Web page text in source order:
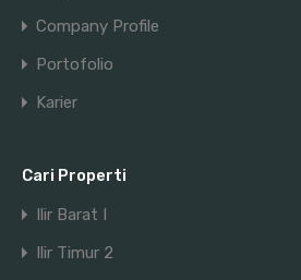
Company Profile
Portofolio
Karier
Cari Properti
Ilir Barat I
Ilir Timur 2